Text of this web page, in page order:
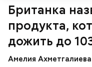
Британка
продукта,
дожить до
Амелия Ахметгалиева
беременным,
людям с
пожилым;
детям.